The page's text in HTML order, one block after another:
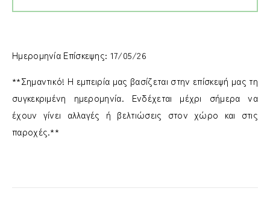
Ημερομηνία Επίσκεψης: 17/05/26
**Σημαντικό! Η εμπειρία μας βασίζεται στην επίσκεψή μας τη
συγκεκριμένη ημερομηνία. Ενδέχεται μέχρι σήμερα να
έχουν γίνει αλλαγές ή βελτιώσεις στον χώρο και στις
παροχές.**